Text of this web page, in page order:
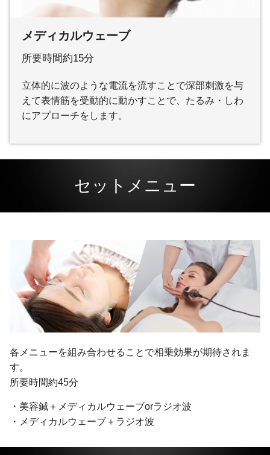
メディカルウェーブ
所要時間約15分
立体的に波のような電流を流すことで深部刺激を与
えて表情筋を受動的に動かすことで、たるみ・しわ
にアプローチをします。
セットメニュー
各メニューを組み合わせることで相乗効果が期待されま
す。
所要時間約45分
・美容鍼＋メディカルウェーブorラジオ波
・メディカルウェーブ＋ラジオ波